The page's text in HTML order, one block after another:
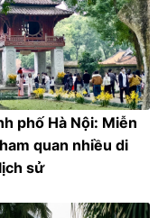
phố Hà Nội: Miễn
quan nhiều di
sử